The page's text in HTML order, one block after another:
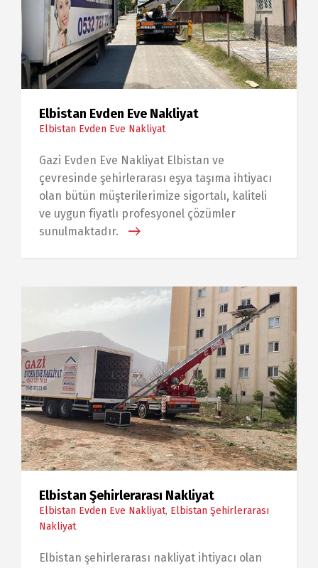
Elbistan Evden Eve Nakliyat
Elbistan Evden Eve Nakliyat
Gazi Evden Eve Nakliyat Elbistan ve
çevresinde şehirlerarası eşya taşıma ihtiyacı
olan bütün müşterilerimize sigortalı, kaliteli
ve uygun fiyatlı profesyonel çözümler
sunulmaktadır.
Elbistan Şehirlerarası Nakliyat
Elbistan Evden Eve Nakliyat, Elbistan Şehirlerarası
Nakliyat
Elbistan şehirlerarası nakliyat ihtiyacı olan